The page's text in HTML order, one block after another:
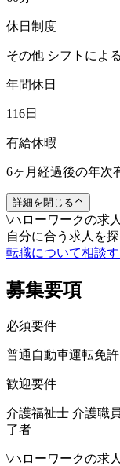
休日制度
その他 シフトによ
年間休日
116日
有給休暇
6ヶ月経過後の年
詳細を閉じる
\ハローワークの求
自分に合う求人を
転職について相談す
募集要項
必須要件
普通自動車運転免
歓迎要件
介護福祉士 介護職
了者
\ハローワークの求